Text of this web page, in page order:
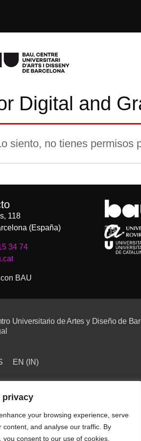
privacy
your browsing experience, serve
content, and analyse our traffic. By
you consent to our use of cookies.
Digital and
siento, no tienes permisos
118
(España)
34 74
BAU
Universitario de Artes y Diseño de
EN (IN)